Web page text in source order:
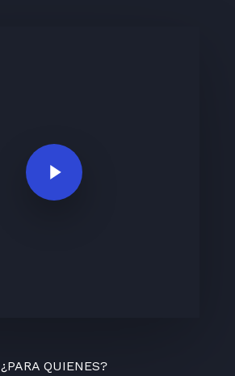
Play Video
¿PARA QUIENES?